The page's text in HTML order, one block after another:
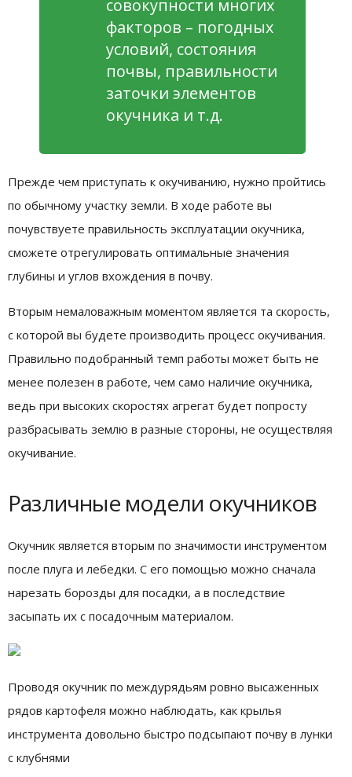
совокупности многих
факторов – погодных
условий, состояния
почвы, правильности
заточки элементов
окучника и т.д.
Прежде чем приступать к окучиванию, нужно пройтись
по обычному участку земли. В ходе работе вы
почувствуете правильность эксплуатации окучника,
сможете отрегулировать оптимальные значения
глубины и углов вхождения в почву.
Вторым немаловажным моментом является та скорость,
с которой вы будете производить процесс окучивания.
Правильно подобранный темп работы может быть не
менее полезен в работе, чем само наличие окучника,
ведь при высоких скоростях агрегат будет попросту
разбрасывать землю в разные стороны, не осуществляя
окучивание.
Различные модели окучников
Окучник является вторым по значимости инструментом
после плуга и лебедки. С его помощью можно сначала
нарезать борозды для посадки, а в последствие
засыпать их с посадочным материалом.
Проводя окучник по междурядьям ровно высаженных
рядов картофеля можно наблюдать, как крылья
инструмента довольно быстро подсыпают почву в лунки
с клубнями